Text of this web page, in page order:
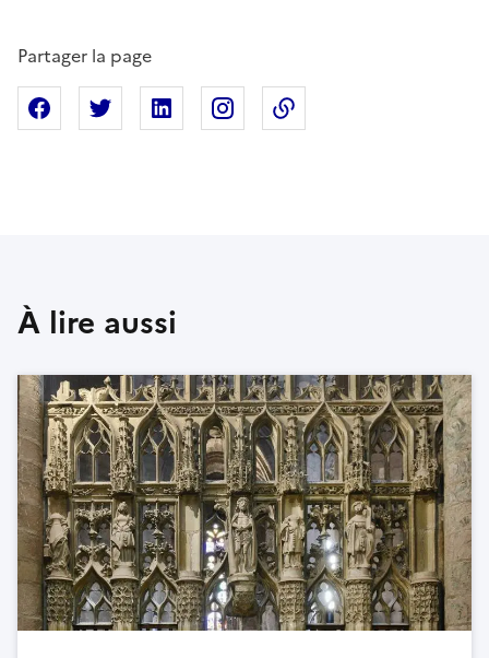
Partager la page
Partager sur Facebook
Partager sur XPartager sur Linkedin
Partager sur Instagram
À lire aussi